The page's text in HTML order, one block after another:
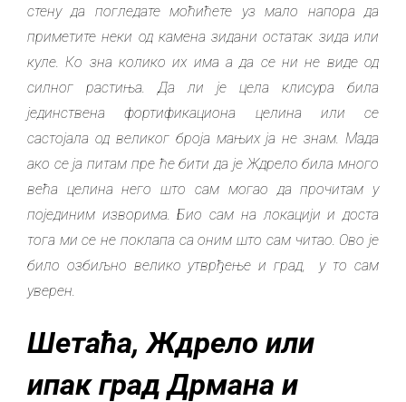
стену да погледате моћићете уз мало напора да
приметите неки од камена зидани остатак зида или
куле. Ко зна колико их има а да се ни не виде од
силног растиња. Да ли је цела клисура била
јединствена фортификациона целина или се
састојала од великог броја мањих ја не знам. Мада
ако се ја питам пре ће бити да је Ждрело била много
већа целина него што сам могао да прочитам у
појединим изворима. Био сам на локацији и доста
тога ми се не поклапа са оним што сам читао. Ово је
било озбиљно велико утврђење и град, у то сам
уверен.
Шетаћа, Ждрело или
ипак град Дрмана и